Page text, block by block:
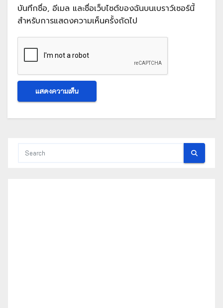
บันทึกชื่อ, อีเมล และชื่อเว็บไซต์ของฉันบนเบราว์เซอร์นี้
สำหรับการแสดงความเห็นครั้งถัดไป